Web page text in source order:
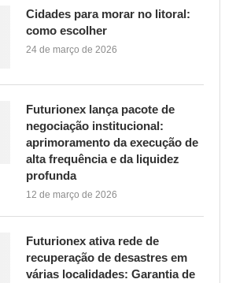
Cidades para morar no litoral:
como escolher
24 de março de 2026
Futurionex lança pacote de
negociação institucional:
aprimoramento da execução de
alta frequência e da liquidez
profunda
12 de março de 2026
Futurionex ativa rede de
recuperação de desastres em
várias localidades: Garantia de